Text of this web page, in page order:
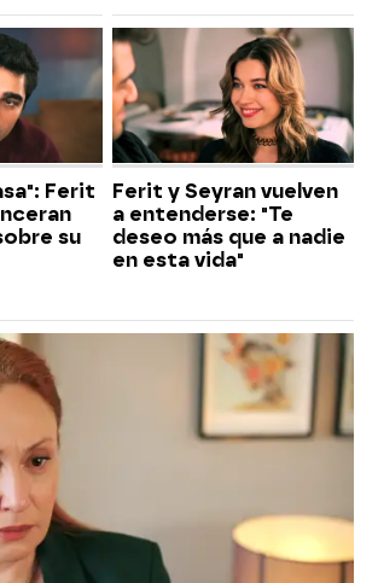
Ferit
su
Ferit y Seyran vuelven
a entenderse: "Te
deseo más que a nadie
en esta vida"